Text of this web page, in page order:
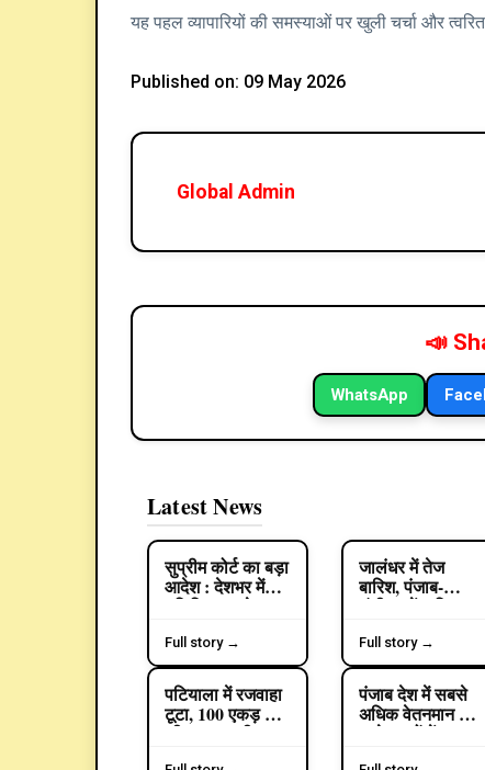
यह पहल व्यापारियों की समस्याओं पर खुली चर्चा और त्वरित
Published on: 09 May 2026
Global Admin
📣
WhatsApp
Latest News
EDUCATION
सुप्रीम कोर्ट का बड़ा
आदेश : देशभर में
"डिजिटल अरेस्ट"
एक समान SOP
लागू करने के निर्देश
Full story →
जालंधर में तेज
बारिश, पंजाब-
चंडीगढ़ में 2 दिन
आई गिरावट;
पटियाला में सबसे
ज्यादा 143 मिमी
बरसात
Full story →
CRIME
पटियाला में रजवाहा
टूटा, 100 एकड़ धान
की फसल डूबी :
POLITICS
पंजाब देश में सबसे
अधिक वेतनमान देने
वाले राज्यों में